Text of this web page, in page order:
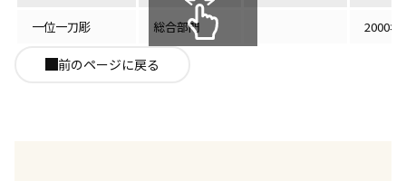
一位一刀彫 総合部門 2000年
前のページに戻る